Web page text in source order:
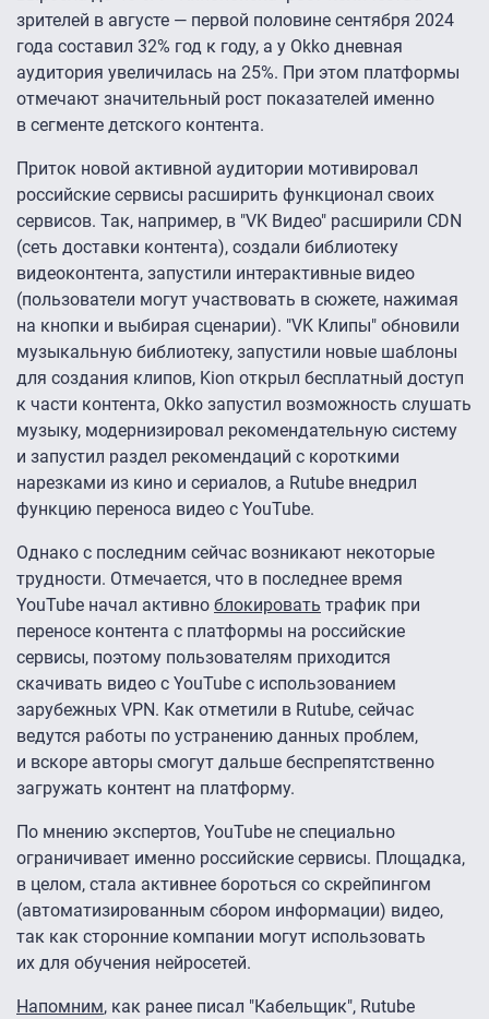
зрителей в августе — первой половине сентября 2024
года составил 32% год к году, а у Okko дневная
аудитория увеличилась на 25%. При этом платформы
отмечают значительный рост показателей именно
в сегменте детского контента.
Приток новой активной аудитории мотивировал
российские сервисы расширить функционал своих
сервисов. Так, например, в "VK Видео" расширили CDN
(сеть доставки контента), создали библиотеку
видеоконтента, запустили интерактивные видео
(пользователи могут участвовать в сюжете, нажимая
на кнопки и выбирая сценарии). "VK Клипы" обновили
музыкальную библиотеку, запустили новые шаблоны
для создания клипов, Kion открыл бесплатный доступ
к части контента, Okko запустил возможность слушать
музыку, модернизировал рекомендательную систему
и запустил раздел рекомендаций с короткими
нарезками из кино и сериалов, а Rutube внедрил
функцию переноса видео с YouTube.
Однако с последним сейчас возникают некоторые
трудности. Отмечается, что в последнее время
YouTube начал активно блокировать трафик при
переносе контента с платформы на российские
сервисы, поэтому пользователям приходится
скачивать видео с YouTube с использованием
зарубежных VPN. Как отметили в Rutube, сейчас
ведутся работы по устранению данных проблем,
и вскоре авторы смогут дальше беспрепятственно
загружать контент на платформу.
По мнению экспертов, YouTube не специально
ограничивает именно российские сервисы. Площадка,
в целом, стала активнее бороться со скрейпингом
(автоматизированным сбором информации) видео,
так как сторонние компании могут использовать
их для обучения нейросетей.
Напомним, как ранее писал "Кабельщик", Rutube